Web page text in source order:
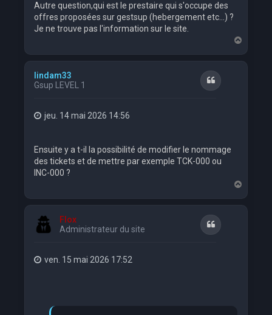
Autre question,qui est le prestaire qui s'occupe des
offres proposées sur gestsup (hebergement etc...) ?
Je ne trouve pas l'information sur le site.
a
u
lindam33
Gsup LEVEL 1
Citation
jeu. 14 mai 2026 14:56
Ensuite y a t-il la possibilité de modifier le nommage
des tickets et de mettre par exemple TCK-000 ou
INC-000 ?
a
Flox
Administrateur du site
Citation
ven. 15 mai 2026 17:52